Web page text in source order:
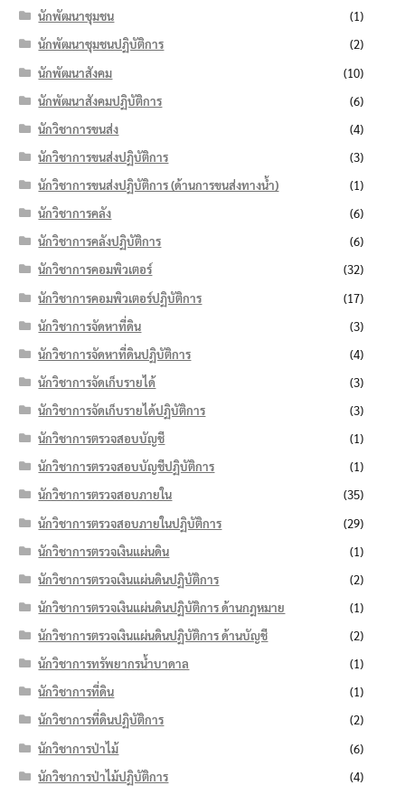
นักพัฒนาชุมชน
(1)
นักพัฒนาชุมชนปฏิบัติการ
(2)
นักพัฒนาสังคม
(10)
นักพัฒนาสังคมปฏิบัติการ
(6)
นักวิชาการขนส่ง
(4)
นักวิชาการขนส่งปฏิบัติการ
(3)
นักวิชาการขนส่งปฏิบัติการ (ด้านการขนส่งทางน้ำ)
(1)
นักวิชาการคลัง
(6)
นักวิชาการคลังปฏิบัติการ
(6)
นักวิชาการคอมพิวเตอร์
(32)
นักวิชาการคอมพิวเตอร์ปฏิบัติการ
(17)
นักวิชาการจัดหาที่ดิน
(3)
นักวิชาการจัดหาที่ดินปฏิบัติการ
(4)
นักวิชาการจัดเก็บรายได้
(3)
นักวิชาการจัดเก็บรายได้ปฏิบัติการ
(3)
นักวิชาการตรวจสอบบัญชี
(1)
นักวิชาการตรวจสอบบัญชีปฏิบัติการ
(1)
นักวิชาการตรวจสอบภายใน
(35)
นักวิชาการตรวจสอบภายในปฏิบัติการ
(29)
นักวิชาการตรวจเงินแผ่นดิน
(1)
นักวิชาการตรวจเงินแผ่นดินปฏิบัติการ
(2)
นักวิชาการตรวจเงินแผ่นดินปฏิบัติการ ด้านกฎหมาย
(1)
นักวิชาการตรวจเงินแผ่นดินปฏิบัติการ ด้านบัญชี
(2)
นักวิชาการทรัพยากรน้ำบาดาล
(1)
นักวิชาการที่ดิน
(1)
นักวิชาการที่ดินปฏิบัติการ
(2)
นักวิชาการป่าไม้
(6)
นักวิชาการป่าไม้ปฏิบัติการ
(4)